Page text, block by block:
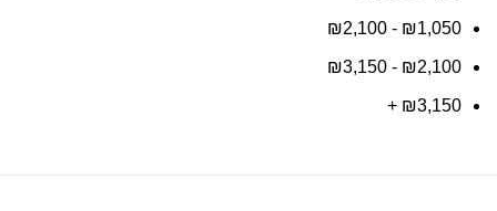
₪1,050
-
₪2,100
₪2,100
-
₪3,150
₪3,150
+